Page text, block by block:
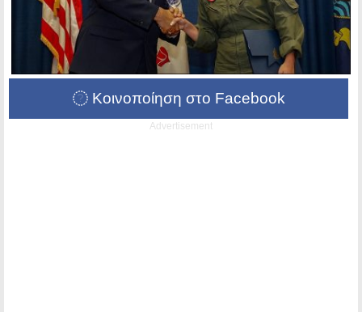
Κοινοποίηση στο Facebook
Advertisement